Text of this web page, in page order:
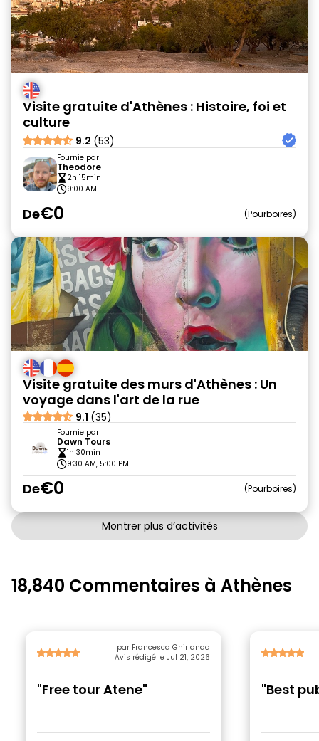
Visite gratuite d'Athènes : Histoire, foi et
culture
9.2 (53)
Fournie par
Theodore
2h 15min
9:00 AM
De€0 Pourboires
Visite gratuite des murs d'Athènes : Un
voyage dans l'art de la rue
9.1 (35)
Fournie par
Dawn Tours
1h 30min
9:30 AM, 5:00 PM
De€0 Pourboires
Montrer plus d’activités
18,840 Commentaires à Athènes
par Francesca Ghirlanda
Avis rédigé le Jul 21, 2026
"Free tour Atene" "Best